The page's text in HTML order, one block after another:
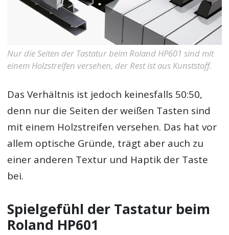
Nur die Seiten der Tastatur beim Roland HP601 sind mit
einem Holzstreifen versehen, der Rest ist aus Kunststoff.
Das Verhältnis ist jedoch keinesfalls 50:50,
denn nur die Seiten der weißen Tasten sind
mit einem Holzstreifen versehen. Das hat vor
allem optische Gründe, trägt aber auch zu
einer anderen Textur und Haptik der Taste
bei.
Spielgefühl der Tastatur beim
Roland HP601